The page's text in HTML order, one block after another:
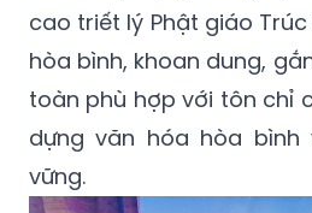
cao triết lý Phật giáo
hòa bình, khoan dung,
toàn phù hợp với tôn chỉ
dựng văn hóa hòa
vững.